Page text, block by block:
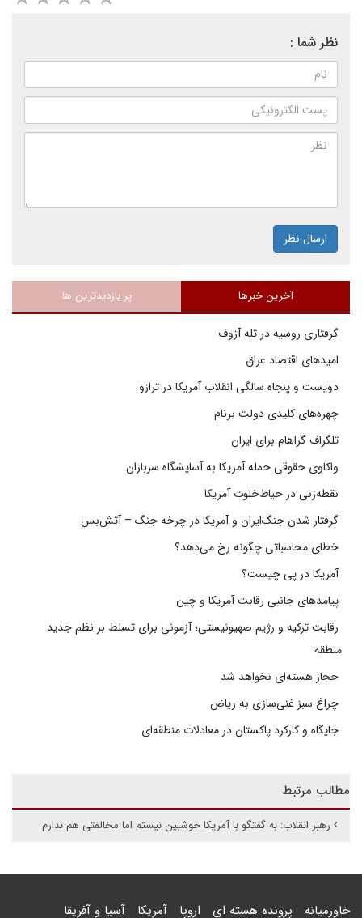
نظر شما :
ارسال نظر
آخرین خبرها پر بازدیدترین ها
گرفتاری روسیه در تله آزوف
امیدهای اقتصاد عراق
دویست و پنجاه سالگی انقلاب آمریکا در ترازو
چهره‌های کلیدی دولت برنام
تلگراف گراهام برای ایران
واکاوی حقوقی حمله آمریکا به آسایشگاه سربازان
نقطه‌زنی در حیاط‌خلوت آمریکا
گرفتار شدن جنگ‌ایران و آمریکا در چرخه جنگ – آتش‌بس
خطای محاسباتی چگونه رخ می‌دهد؟
آمریکا در پی چیست؟
پیامدهای جانبی رقابت آمریکا و چین
رقابت ترکیه و رژیم صهیونیستی؛ آزمونی برای تسلط بر نظم جدید
منطقه
حجاز هسته‌ای نخواهد شد
چراغ سبز غنی‌سازی به ریاض
جایگاه و کارکرد پاکستان در معادلات منطقه‌ای
مطالب مرتبط
رهبر انقلاب: به گفتگو با آمریکا خوشبین نیستم اما مخالفتی هم ندارم
خاورمیانه پرونده هسته ای اروپا آمریکا آسیا و آفریقا